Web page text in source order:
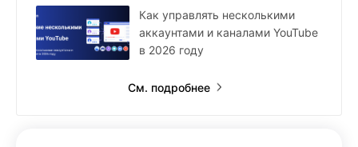
Как управлять несколькими
аккаунтами и каналами YouTube
в 2026 году
См. подробнее